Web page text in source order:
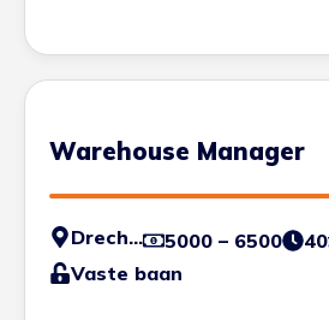
Warehouse Manager
Drechtsteden 5000 – 6500 40
Vaste baan